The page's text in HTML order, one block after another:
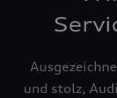
und stolz,